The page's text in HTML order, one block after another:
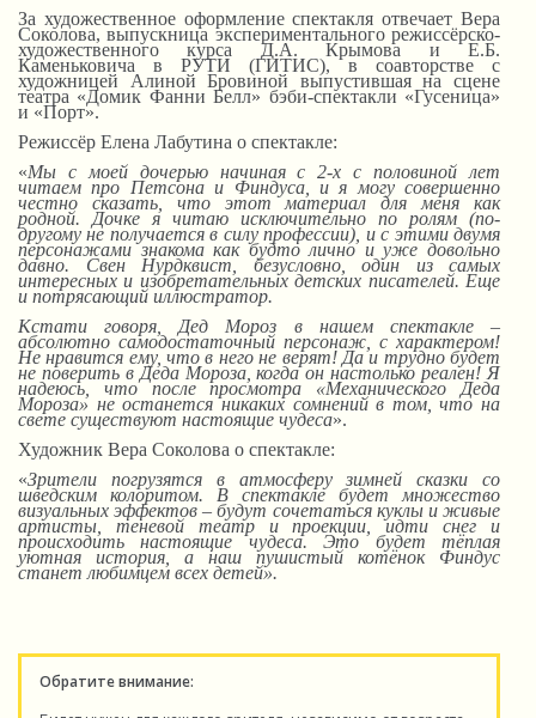
За художественное оформление спектакля отвечает Вера
Соколова, выпускница экспериментального режиссёрско-
художественного курса Д.А. Крымова и Е.Б.
Каменьковича в РУТИ (ГИТИС), в соавторстве с
художницей Алиной Бровиной выпустившая на сцене
театра «Домик Фанни Белл» бэби-спектакли «Гусеница»
и «Порт».
Режиссёр Елена Лабутина о спектакле:
«Мы с моей дочерью начиная с 2-х с половиной лет
читаем про Петсона и Финдуса, и я могу совершенно
честно сказать, что этот материал для меня как
родной. Дочке я читаю исключительно по ролям (по-
другому не получается в силу профессии), ис этими двумя
персонажами знакома как будто лично и уже довольно
давно. Свен Нурдквист, безусловно, один из самых
интересных и изобретательных детских писателей. Еще
и потрясающий иллюстратор.
Кстати говоря, Дед Мороз в нашем спектакле –
абсолютно самодостаточный персонаж, с характером!
Не нравится ему, что в него не верят! Да и трудно будет
не поверить в Деда Мороза, когда он настолько реален! Я
надеюсь, что после просмотра «Механического Деда
Мороза» не останется никаких сомнений в том, что на
свете существуют настоящие чудеса».
Художник Вера Соколова о спектакле:
«Зрители погрузятся в атмосферу зимней сказки со
шведским колоритом. В спектакле будет множество
визуальных эффектов – будут сочетаться куклы и живые
артисты, теневой театр и проекции, идти снег и
происходить настоящие чудеса. Это будет тёплая
уютная история, а наш пушистый котёнок Финдус
станет любимцем всех детей».
Обратите внимание: